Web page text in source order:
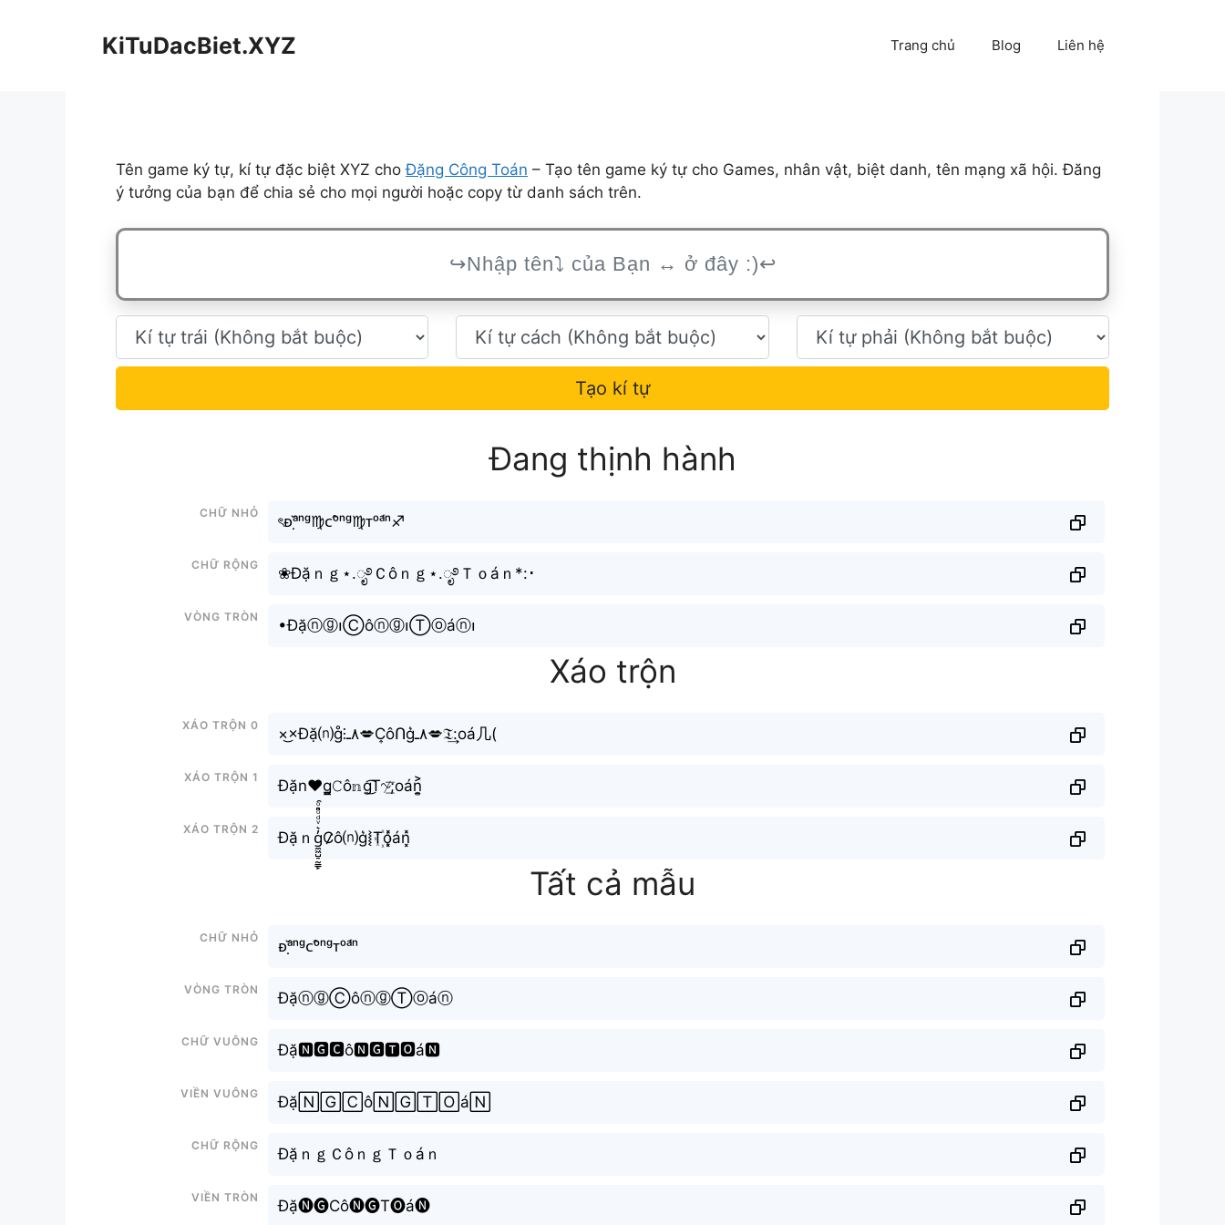
KiTuDacBiet.XYZ Trang chủ Blog Liên hệ
Tên game ký tự, kí tự đặc biệt XYZ choĐặng Công Toán – Tạo tên game ký tự cho Games, nhân vật, biệt danh, tên mạng xã hội. Đăng
ý tưởng của bạn để chia sẻ cho mọi người hoặc copy từ danh sách trên.
Tạo kí tự
Đang thịnh hành
Chữ nhỏ
ৎᴆᵃ̣̆ⁿᵍ♍︎ᴄᵒ̂ⁿᵍ♍︎ᴛᵒᵃ́ⁿ♐︎
Chữ rộng
❀Đặｎｇ⋆.ೃ࿔Ｃôｎｇ⋆.ೃ࿔Ｔｏáｎ*:･
Vòng tròn
•Đặⓝⓖ၊Ⓒôⓝⓖ၊Ⓣⓞáⓝ၊
Xáo trộn
Xáo trộn 0
×͜×Đặ⒩g̊⫶٨ـ💋C͎ôՈg͛٨ـ💋𝔗:͢oá几(
Xáo trộn 1
Đặn♥g̳𝙲ô𝕟g͜͡T∿̸͟͞;oán͎͍͐
Xáo trộn 2
Đặｎg̼͖̺̠̰͇̙̓͛ͮͩͦ̎ͦ̑ͅC̷̷ô⒩g͛⦚T꙰o͓̽án͓̽
Tất cả mẫu
Chữ nhỏ
ᴆᵃ̣̆ⁿᵍᴄᵒ̂ⁿᵍᴛᵒᵃ́ⁿ
Vòng tròn
ĐặⓝⓖⒸôⓝⓖⓉⓞáⓝ
Chữ vuông
Đặ🅽🅶🅲ô🅽🅶🆃🅾á🅽
Viền vuông
Đặ🄽🄶🄲ô🄽🄶🅃🄾á🄽
Chữ rộng
ĐặｎｇＣôｎｇＴｏáｎ
Viền tròn
Đặ🅝🅖Cô🅝🅖T🅞á🅝